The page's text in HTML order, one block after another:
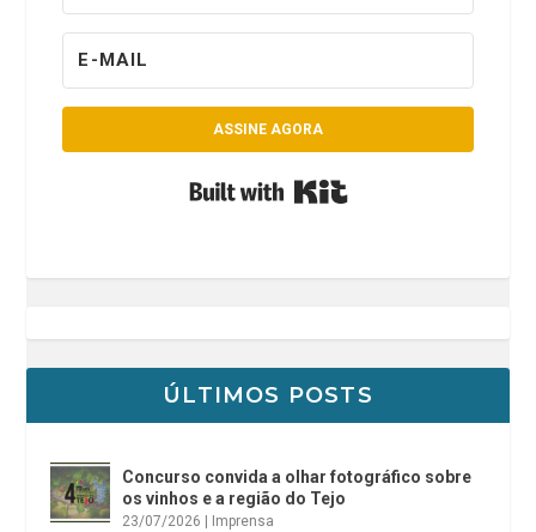
ASSINE AGORA
ÚLTIMOS POSTS
Concurso convida a olhar fotográfico sobre
os vinhos e a região do Tejo
23/07/2026 Imprensa